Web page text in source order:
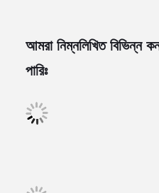
আমরা নিম্নলিখিত বিভিন্ন
পারিঃ